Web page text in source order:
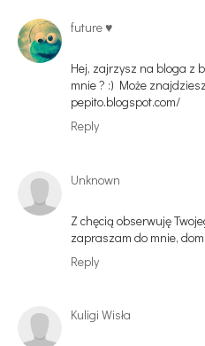
future ♥
Hej, zajrzysz na bloga z
mnie ? :) Może
pepito.blogspot.com/
Reply
Unknown
Z chęcią obserwuję
zapraszam do mnie,
Reply
Kuligi Wisła